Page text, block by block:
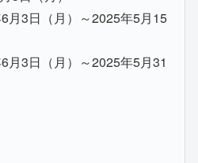
月3日（月）～2025年5月15
月3日（月）～2025年5月31